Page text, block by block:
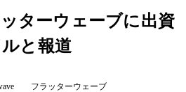
ターウェーブに出資
と報道
フラッターウェーブ